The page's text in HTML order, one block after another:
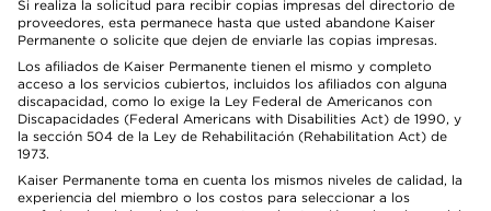
Si realiza la solicitud para recibir copias impresas del directorio de
proveedores, esta permanece hasta que usted abandone Kaiser
Permanente o solicite que dejen de enviarle las copias impresas.
Los afiliados de Kaiser Permanente tienen el mismo y completo
acceso a los servicios cubiertos, incluidos los afiliados con alguna
discapacidad, como lo exige la Ley Federal de Americanos con
Discapacidades (Federal Americans with Disabilities Act) de 1990, y
la sección 504 de la Ley de Rehabilitación (Rehabilitation Act) de
1973.
Kaiser Permanente toma en cuenta los mismos niveles de calidad, la
experiencia del miembro o los costos para seleccionar a los